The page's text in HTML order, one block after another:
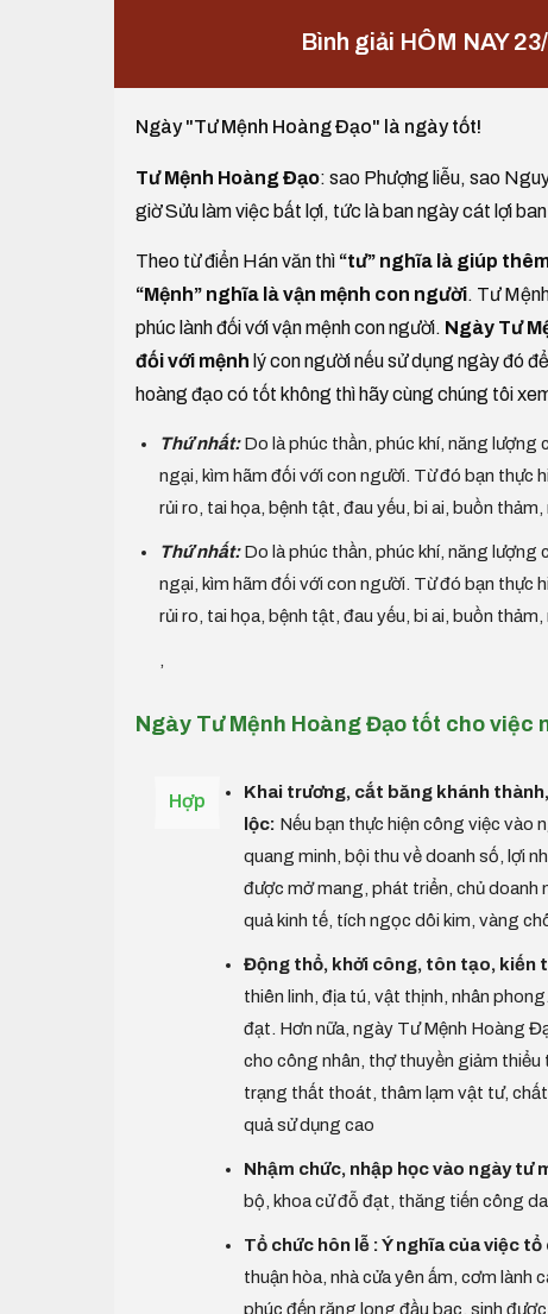
Bình giải HÔM NAY
Ngày "Tư Mệnh Hoàng Đạo" là ngày tốt!
Tư Mệnh Hoàng Đạo: sao Phượng liễu, sao
giờ Sửu làm việc bất lợi, tức là ban ngày cát lợi
Theo từ điển Hán văn thì “tư” nghĩa là giúp
“Mệnh” nghĩa là vận mệnh con người. Tư
phúc lành đối với vận mệnh con người. Ngày Tư
đối với mệnh lý con người nếu sử dụng ngày đó
hoàng đạo có tốt không thì hãy cùng chúng tôi
Thứ nhất:Do là phúc thần, phúc khí, năng
ngại, kìm hãm đối với con người. Từ đó bạn thực
rủi ro, tai họa, bệnh tật, đau yếu, bi ai, buồn
Thứ nhất:Do là phúc thần, phúc khí, năng
ngại, kìm hãm đối với con người. Từ đó bạn thực
rủi ro, tai họa, bệnh tật, đau yếu, bi ai, buồn
Ngày Tư Mệnh Hoàng Đạo tốt cho việc
Hợp
Khai trương, cắt băng khánh
lộc: Nếu bạn thực hiện công việc vào
quang minh, bội thu về doanh số, lợi
được mở mang, phát triển, chủ doanh
quả kinh tế, tích ngọc dôi kim, vàng
Động thổ, khởi công, tôn tạo, kiến
thiên linh, địa tú, vật thịnh, nhân
đạt. Hơn nữa, ngày Tư Mệnh Hoàng
cho công nhân, thợ thuyền giảm
trạng thất thoát, thâm lạm vật tư,
quả sử dụng cao
Nhậm chức, nhập học vào ngày tư
bộ, khoa cử đỗ đạt, thăng tiến công
Tổ chức hôn lễ : Ý nghĩa của việc
thuận hòa, nhà cửa yên ấm, cơm lành
phúc đến răng long đầu bạc, sinh